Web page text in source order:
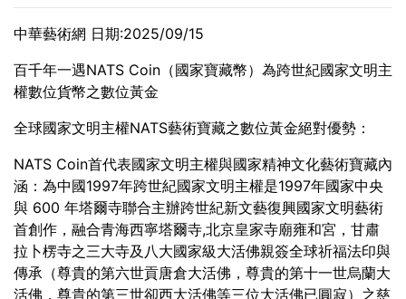
中華藝術網 日期:2025/09/15
百千年一遇NATS Coin（國家寶藏幣）為跨世紀國家文明主
權數位貨幣之數位黃金
全球國家文明主權NATS藝術寶藏之數位黃金絕對優勢：
NATS Coin首代表國家文明主權與國家精神文化藝術寶藏內
涵：為中國1997年跨世紀國家文明主權是1997年國家中央
與 600 年塔爾寺聯合主辦跨世紀新文藝復興國家文明藝術
首創作，融合青海西寧塔爾寺,北京皇家寺廟雍和宮，甘肅
拉卜楞寺之三大寺及八大國家級大活佛親簽全球祈福法印與
傳承（尊貴的第六世貢唐倉大活佛，尊貴的第十一世烏蘭大
活佛，尊貴的第三世卻西大活佛等三位大活佛已圓寂）之慈